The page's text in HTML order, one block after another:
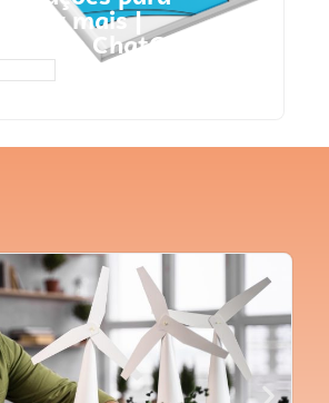
vender mais |
Prompts ChatGPT